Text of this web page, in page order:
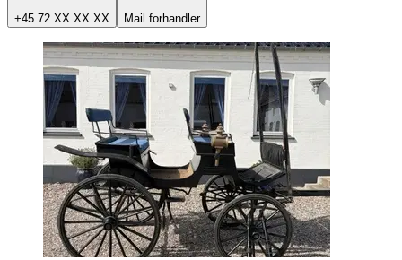
+45 72 XX XX XX Mail forhandler